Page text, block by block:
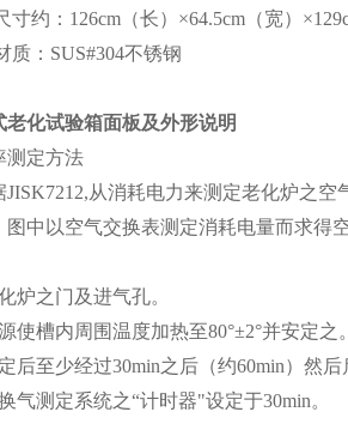
寸约：126cm（长）×64.5cm（宽）
质：SUS#304不锈钢
老化试验箱面板及外形说明
测定方法
JISK7212,从消耗电力来测定老化炉之空
图中以空气交换表测定消耗电量而求得
炉之门及进气孔。
使槽内周围温度加热至80°±2°并安定之
后至少经过30min之后（约60min）然
气测定系统之“计时器"设定于30min。